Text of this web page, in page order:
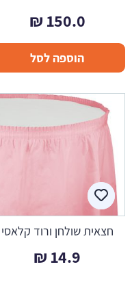
150.0
₪
הוספה לסל
חצאית שולחן ורוד קלאסי
14.9
₪